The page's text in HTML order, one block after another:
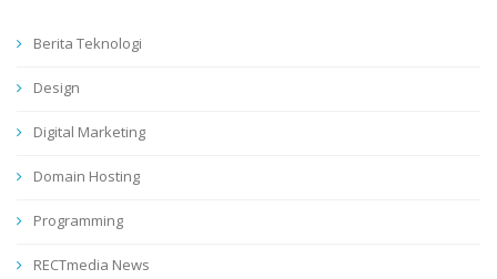
Berita Teknologi
Design
Digital Marketing
Domain Hosting
Programming
RECTmedia News